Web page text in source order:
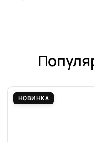
НОВИНКА